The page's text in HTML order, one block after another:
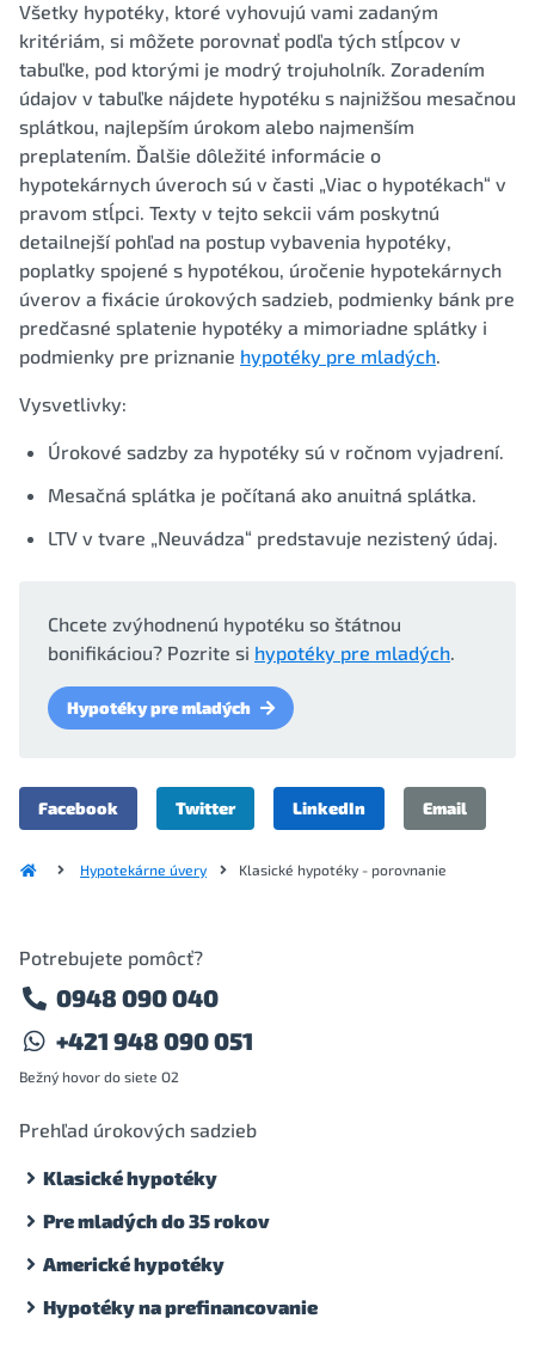
Všetky hypotéky, ktoré vyhovujú vami zadaným
kritériám, si môžete porovnať podľa tých stĺpcov v
tabuľke, pod ktorými je modrý trojuholník. Zoradením
údajov v tabuľke nájdete hypotéku s najnižšou mesačnou
splátkou, najlepším úrokom alebo najmenším
preplatením. Ďalšie dôležité informácie o
hypotekárnych úveroch sú v časti „Viac o hypotékach“ v
pravom stĺpci. Texty v tejto sekcii vám poskytnú
detailnejší pohľad na postup vybavenia hypotéky,
poplatky spojené s hypotékou, úročenie hypotekárnych
úverov a fixácie úrokových sadzieb, podmienky bánk pre
predčasné splatenie hypotéky a mimoriadne splátky i
podmienky pre priznanie hypotéky pre mladých.
Vysvetlivky:
Úrokové sadzby za hypotéky sú v ročnom vyjadrení.
Mesačná splátka je počítaná ako anuitná splátka.
LTV v tvare „Neuvádza“ predstavuje nezistený údaj.
Chcete zvýhodnenú hypotéku so štátnou
bonifikáciou? Pozrite si hypotéky pre mladých.
Hypotéky pre mladých
Facebook Twitter LinkedIn Email
Hypotekárne úvery Klasické hypotéky - porovnanie
Potrebujete pomôcť?
0948 090 040
+421 948 090 051
Bežný hovor do siete O2
Prehľad úrokových sadzieb
Klasické hypotéky
Pre mladých do 35 rokov
Americké hypotéky
Hypotéky na prefinancovanie